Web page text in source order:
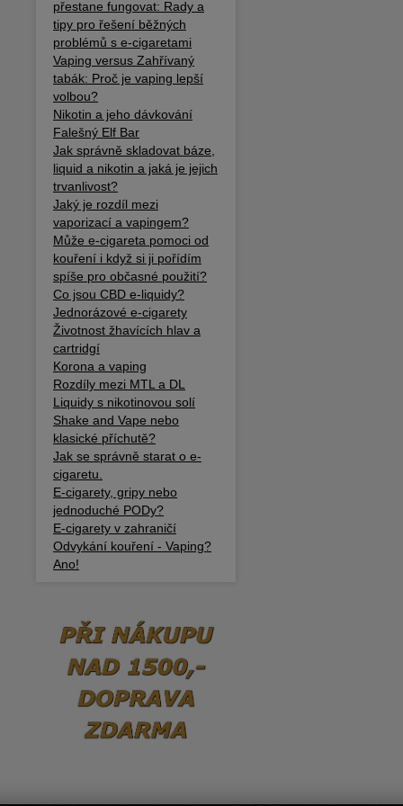
přestane fungovat: Rady a
tipy pro řešení běžných
problémů s e-cigaretami
Vaping versus Zahřívaný
tabák: Proč je vaping lepší
volbou?
Nikotin a jeho dávkování
Falešný Elf Bar
Jak správně skladovat báze,
liquid a nikotin a jaká je jejich
trvanlivost?
Jaký je rozdíl mezi
vaporizací a vapingem?
Může e-cigareta pomoci od
kouření i když si ji pořídím
spíše pro občasné použití?
Co jsou CBD e-liquidy?
Jednorázové e-cigarety
Životnost žhavících hlav a
cartridgí
Korona a vaping
Rozdíly mezi MTL a DL
Liquidy s nikotinovou solí
Shake and Vape nebo
klasické příchutě?
Jak se správně starat o e-
cigaretu.
E-cigarety, gripy nebo
jednoduché PODy?
E-cigarety v zahraničí
Odvykání kouření - Vaping?
Ano!